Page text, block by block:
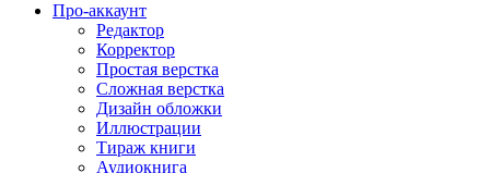
Про-аккаунт
Редактор
Корректор
Простая верстка
Сложная верстка
Дизайн обложки
Иллюстрации
Тираж книги
Аудиокнига